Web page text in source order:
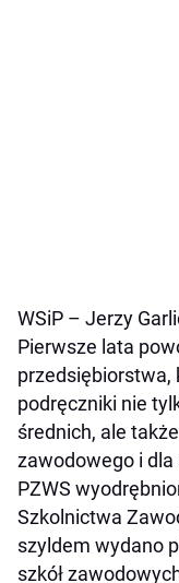
WSiP – Jerzy
Pierwsze lata
przedsiębiorstwa,
podręczniki nie
średnich, ale
zawodowego i dla
PZWS
Szkolnictwa
szyldem wydano
szkół